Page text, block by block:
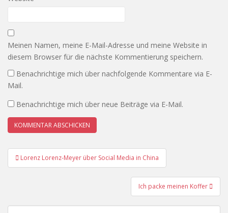
Meinen Namen, meine E-Mail-Adresse und meine Website in
diesem Browser für die nächste Kommentierung speichern.
Benachrichtige mich über nachfolgende Kommentare via E-
Mail.
Benachrichtige mich über neue Beiträge via E-Mail.
Beitrags-
Navigation
Lorenz Lorenz-Meyer über Social Media in China
Ich packe meinen Koffer